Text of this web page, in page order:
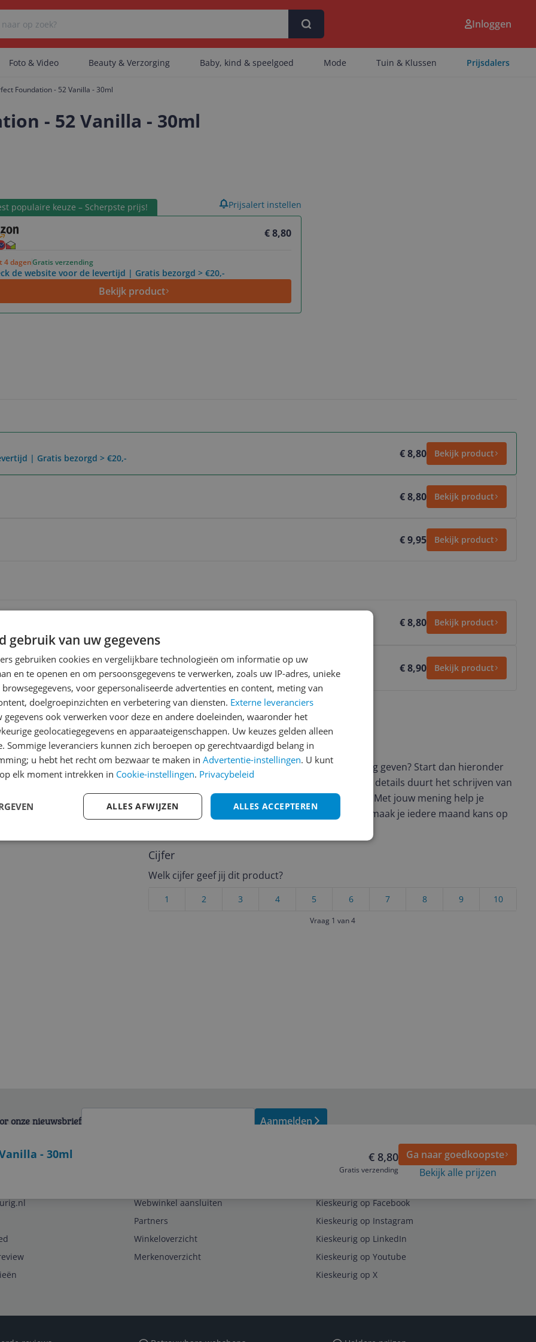
Er zijn geen categorieën gevonden.
Er zijn geen artikelen gevonden.
Inloggen
Foto & Video Beauty & Verzorging Baby, kind & speelgoed Mode Tuin & Klussen Prijsdalers
Foundation - 52 Vanilla - 30ml
- 52 Vanilla - 30ml
populaire keuze – Scherpste prijs!
€ 8,80
4 dagenGratis verzending
de website voor de levertijd | Gratis bezorgd > €20,-
Bekijk product
Prijsalert instellen
| Gratis bezorgd > €20,- € 8,80 Bekijk product
€ 8,80 Bekijk product
€ 9,95 Bekijk product
bezorgd > €20,- € 8,80 Bekijk product
Bedenktijd € 8,90 Bekijk product
Reviews
Er zijn nog geen reviews geschreven
Heb jij dit product in bezit en wil je graag je mening geven? Start dan hieronder
met het schrijven van je review. Afhankelijk van de details duurt het schrijven van
een review gemiddeld tussen de 3 en 10 minuten. Met jouw mening help je
andere bezoekers een betere keuze te maken én maak je iedere maand kans op
Cijfer
Welk cijfer geef jij dit product?
10
9
8
7
6
5
4
3
2
1
Vraag 1 van 4
- 30ml € 8,80
Gratis verzending
Ga naar goedkoopste
Bekijk alle prijzen
onze nieuwsbrief Aanmelden
Webwinkel aansluiten
Partners
Winkeloverzicht
Merkenoverzicht
Kieskeurig op Facebook
Kieskeurig op Instagram
Kieskeurig op LinkedIn
Kieskeurig op Youtube
Kieskeurig op X
gebruik van uw gegevens
gebruiken cookies en vergelijkbare technologieën om informatie op uw
en te openen en om persoonsgegevens te verwerken, zoals uw IP-adres, unieke
voor gepersonaliseerde advertenties en content, meting van
doelgroepinzichten en verbetering van diensten. Externe leveranciers
gegevens ook verwerken voor deze en andere doeleinden, waaronder het
geolocatiegegevens en apparaateigenschappen. Uw keuzes gelden alleen
Sommige leveranciers kunnen zich beroepen op gerechtvaardigd belang in
u hebt het recht om bezwaar te maken in Advertentie-instellingen. U kunt
elk moment intrekken in Cookie-instellingen. Privacybeleid
ALLES ACCEPTEREN
ALLES AFWIJZEN